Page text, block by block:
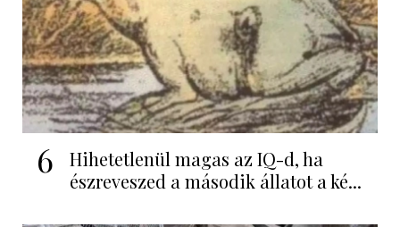
6
Hihetetlenül magas az IQ-d, ha
észreveszed a második állatot a ké...